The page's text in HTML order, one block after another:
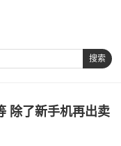
搜索
除了新手机再出卖